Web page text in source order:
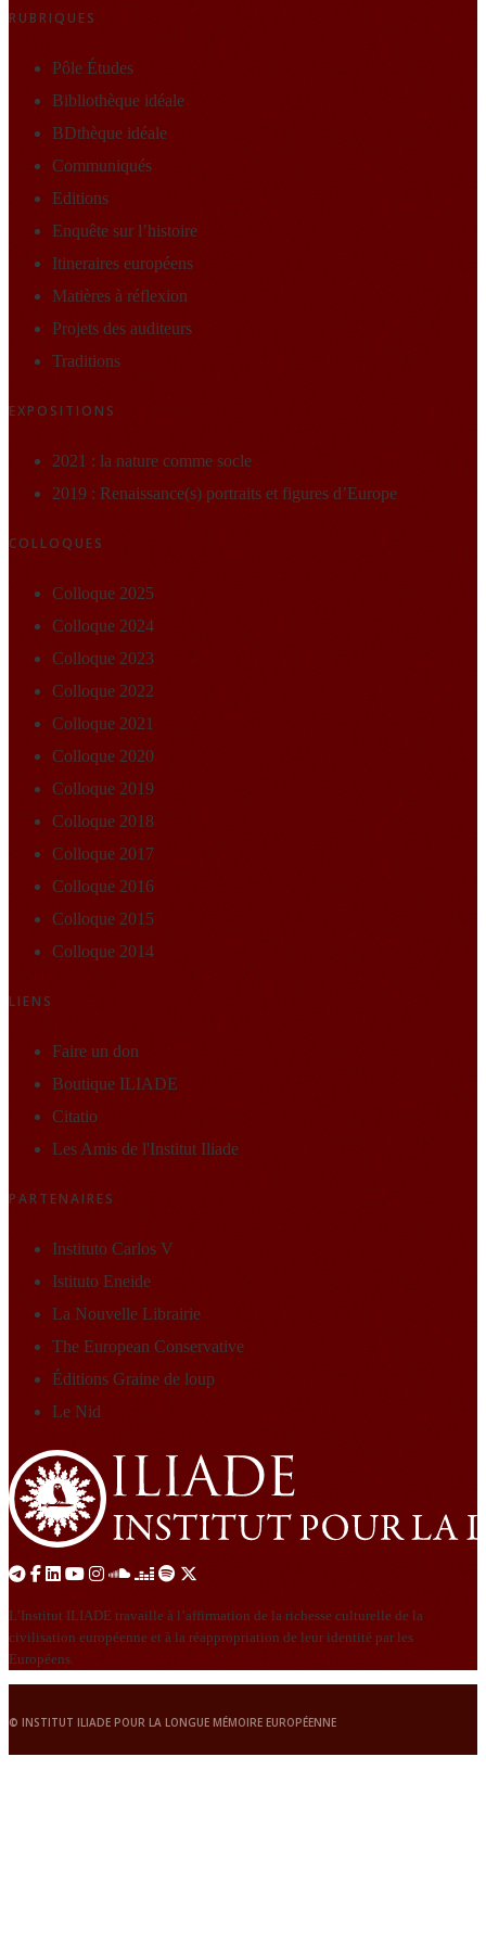
RUBRIQUES
Pôle Études
Bibliothèque idéale
BDthèque idéale
Communiqués
Editions
Enquête sur l’histoire
Itineraires européens
Matières à réflexion
Projets des auditeurs
Traditions
EXPOSITIONS
2021 : la nature comme socle
2019 : Renaissance(s) portraits et figures d’Europe
COLLOQUES
Colloque 2025
Colloque 2024
Colloque 2023
Colloque 2022
Colloque 2021
Colloque 2020
Colloque 2019
Colloque 2018
Colloque 2017
Colloque 2016
Colloque 2015
Colloque 2014
LIENS
Faire un don
Boutique ILIADE
Citatio
Les Amis de l'Institut Iliade
PARTENAIRES
Instituto Carlos V
Istituto Eneide
La Nouvelle Librairie
The European Conservative
Éditions Graine de loup
Le Nid
L’Institut ILIADE travaille à l’affirmation de la richesse culturelle de la
civilisation européenne et à la réappropriation de leur identité par les
Européens.
© INSTITUT ILIADE POUR LA LONGUE MÉMOIRE EUROPÉENNE